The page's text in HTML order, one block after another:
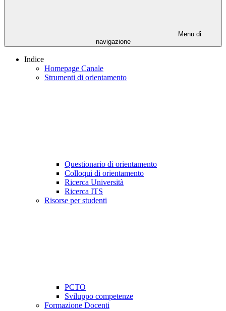
Menu di
navigazione
Indice
Homepage Canale
Strumenti di orientamento
Questionario di orientamento
Colloqui di orientamento
Ricerca Università
Ricerca ITS
Risorse per studenti
PCTO
Sviluppo competenze
Formazione Docenti